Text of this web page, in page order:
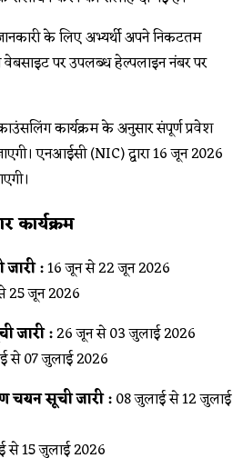
के लिए अभ्यर्थी अपने निकटतम
पर उपलब्ध हेल्पलाइन नंबर पर
कार्यक्रम के अनुसार संपूर्ण प्रवेश
एनआईसी (NIC) द्वारा 16 जून 2026
कार्यक्रम
:16 जून से 22 जून 2026
25 जून 2026
जारी :26 जून से 03 जुलाई 2026
से 07 जुलाई 2026
चयन सूची जारी :08 जुलाई से 12 जुलाई
से 15 जुलाई 2026